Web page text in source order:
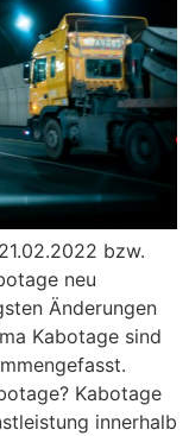
bzw.
neu
Änderungen
Kabotage sind
Kabotage
innerhalb